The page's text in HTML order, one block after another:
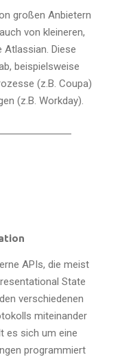
großen Anbietern
von kleineren,
Atlassian. Diese
beispielsweise
(z.B. Coupa)
(z.B. Workday).
APIs, die meist
State
verschiedenen
miteinander
es sich um eine
programmiert